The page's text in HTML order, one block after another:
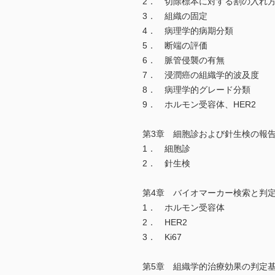
3． 組織の固定
4． 病理学的病期分類
5． 断端の評価
6． 脈管侵襲の有無
7． 浸潤癌の組織学的波及度
8． 病理学的グレード分類
9． ホルモン受容体、HER2
第3章 細胞診および針生検の報
1． 細胞診
2． 針生検
第4章 バイオマーカー検索と判
1． ホルモン受容体
2． HER2
3． Ki67
第5章 組織学的治療効果の判定